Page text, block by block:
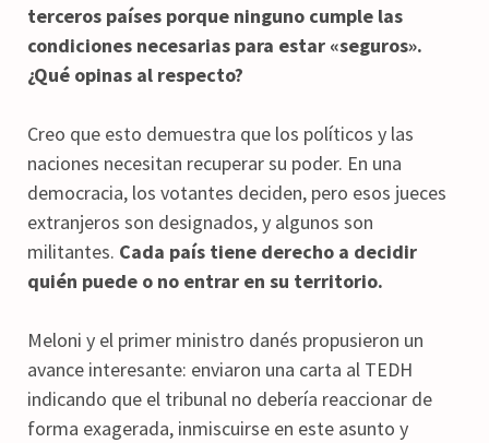
terceros países porque ninguno cumple las
condiciones necesarias para estar «seguros».
¿Qué opinas al respecto?
Creo que esto demuestra que los políticos y las
naciones necesitan recuperar su poder. En una
democracia, los votantes deciden, pero esos jueces
extranjeros son designados, y algunos son
militantes. Cada país tiene derecho a decidir
quién puede o no entrar en su territorio.
Meloni y el primer ministro danés propusieron un
avance interesante: enviaron una carta al TEDH
indicando que el tribunal no debería reaccionar de
forma exagerada, inmiscuirse en este asunto y